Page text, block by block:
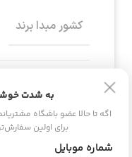
کشور مبدا برند
مناسب برای
به شدت
اگه تا حالا عضو باشگاه
برای اولین
شماره موبایل